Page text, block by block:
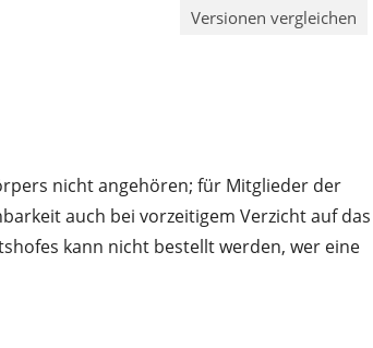
Versionen vergleichen
nicht angehören; für Mitglieder der
auch bei vorzeitigem Verzicht auf das
kann nicht bestellt werden, wer eine